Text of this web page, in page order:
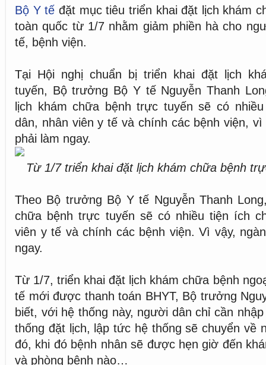
Bộ Y tế đặt mục tiêu triển khai đặt lịch khám
toàn quốc từ 1/7 nhằm giảm phiền hà cho
tế, bệnh viện.
Tại Hội nghị chuẩn bị triển khai đặt lịch
tuyến, Bộ trưởng Bộ Y tế Nguyễn Thanh
lịch khám chữa bệnh trực tuyến sẽ có
dân, nhân viên y tế và chính các bệnh viện,
phải làm ngay.
Từ 1/7 triển khai đặt lịch khám chữa bệnh
Theo Bộ trưởng Bộ Y tế Nguyễn Thanh
chữa bệnh trực tuyến sẽ có nhiều tiện ích
viên y tế và chính các bệnh viện. Vì vậy,
ngay.
Từ 1/7, triển khai đặt lịch khám chữa bệnh
tế mới được thanh toán BHYT, Bộ trưởng
biết, với hệ thống này, người dân chỉ cần
thống đặt lịch, lập tức hệ thống sẽ chuyển về
đó, khi đó bệnh nhân sẽ được hẹn giờ đến
và phòng bệnh nào…